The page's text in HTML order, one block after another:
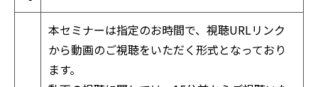
本セミナーは指定のお時間で、視聴URLリンク
から動画のご視聴をいただく形式となっており
ます。